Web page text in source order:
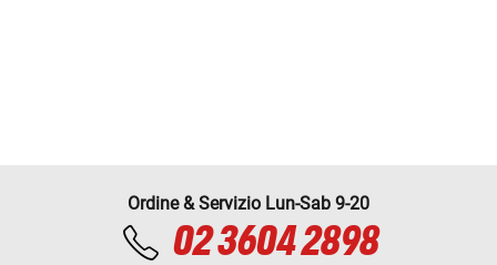
Ordine & Servizio Lun-Sab 9-20
02 3604 2898